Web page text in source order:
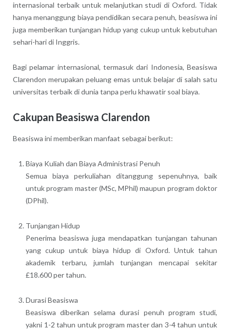
internasional terbaik untuk melanjutkan studi di Oxford. Tidak
hanya menanggung biaya pendidikan secara penuh, beasiswa ini
juga memberikan tunjangan hidup yang cukup untuk kebutuhan
sehari-hari di Inggris.
Bagi pelamar internasional, termasuk dari Indonesia, Beasiswa
Clarendon merupakan peluang emas untuk belajar di salah satu
universitas terbaik di dunia tanpa perlu khawatir soal biaya.
Cakupan Beasiswa Clarendon
Beasiswa ini memberikan manfaat sebagai berikut:
Biaya Kuliah dan Biaya Administrasi Penuh
Semua biaya perkuliahan ditanggung sepenuhnya, baik
untuk program master (MSc, MPhil) maupun program doktor
(DPhil).
Tunjangan Hidup
Penerima beasiswa juga mendapatkan tunjangan tahunan
yang cukup untuk biaya hidup di Oxford. Untuk tahun
akademik terbaru, jumlah tunjangan mencapai sekitar
£18.600 per tahun.
Durasi Beasiswa
Beasiswa diberikan selama durasi penuh program studi,
yakni 1-2 tahun untuk program master dan 3-4 tahun untuk